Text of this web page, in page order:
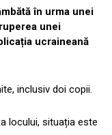
în urma unei
unei
ucraineană
inclusiv doi copii.
locului, situația este